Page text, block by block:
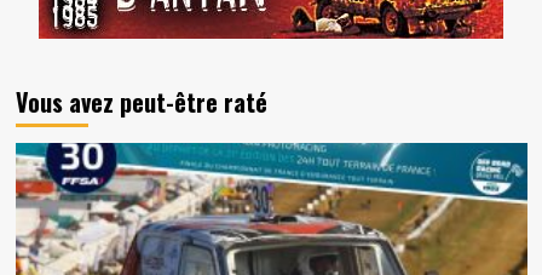
Vous avez peut-être raté